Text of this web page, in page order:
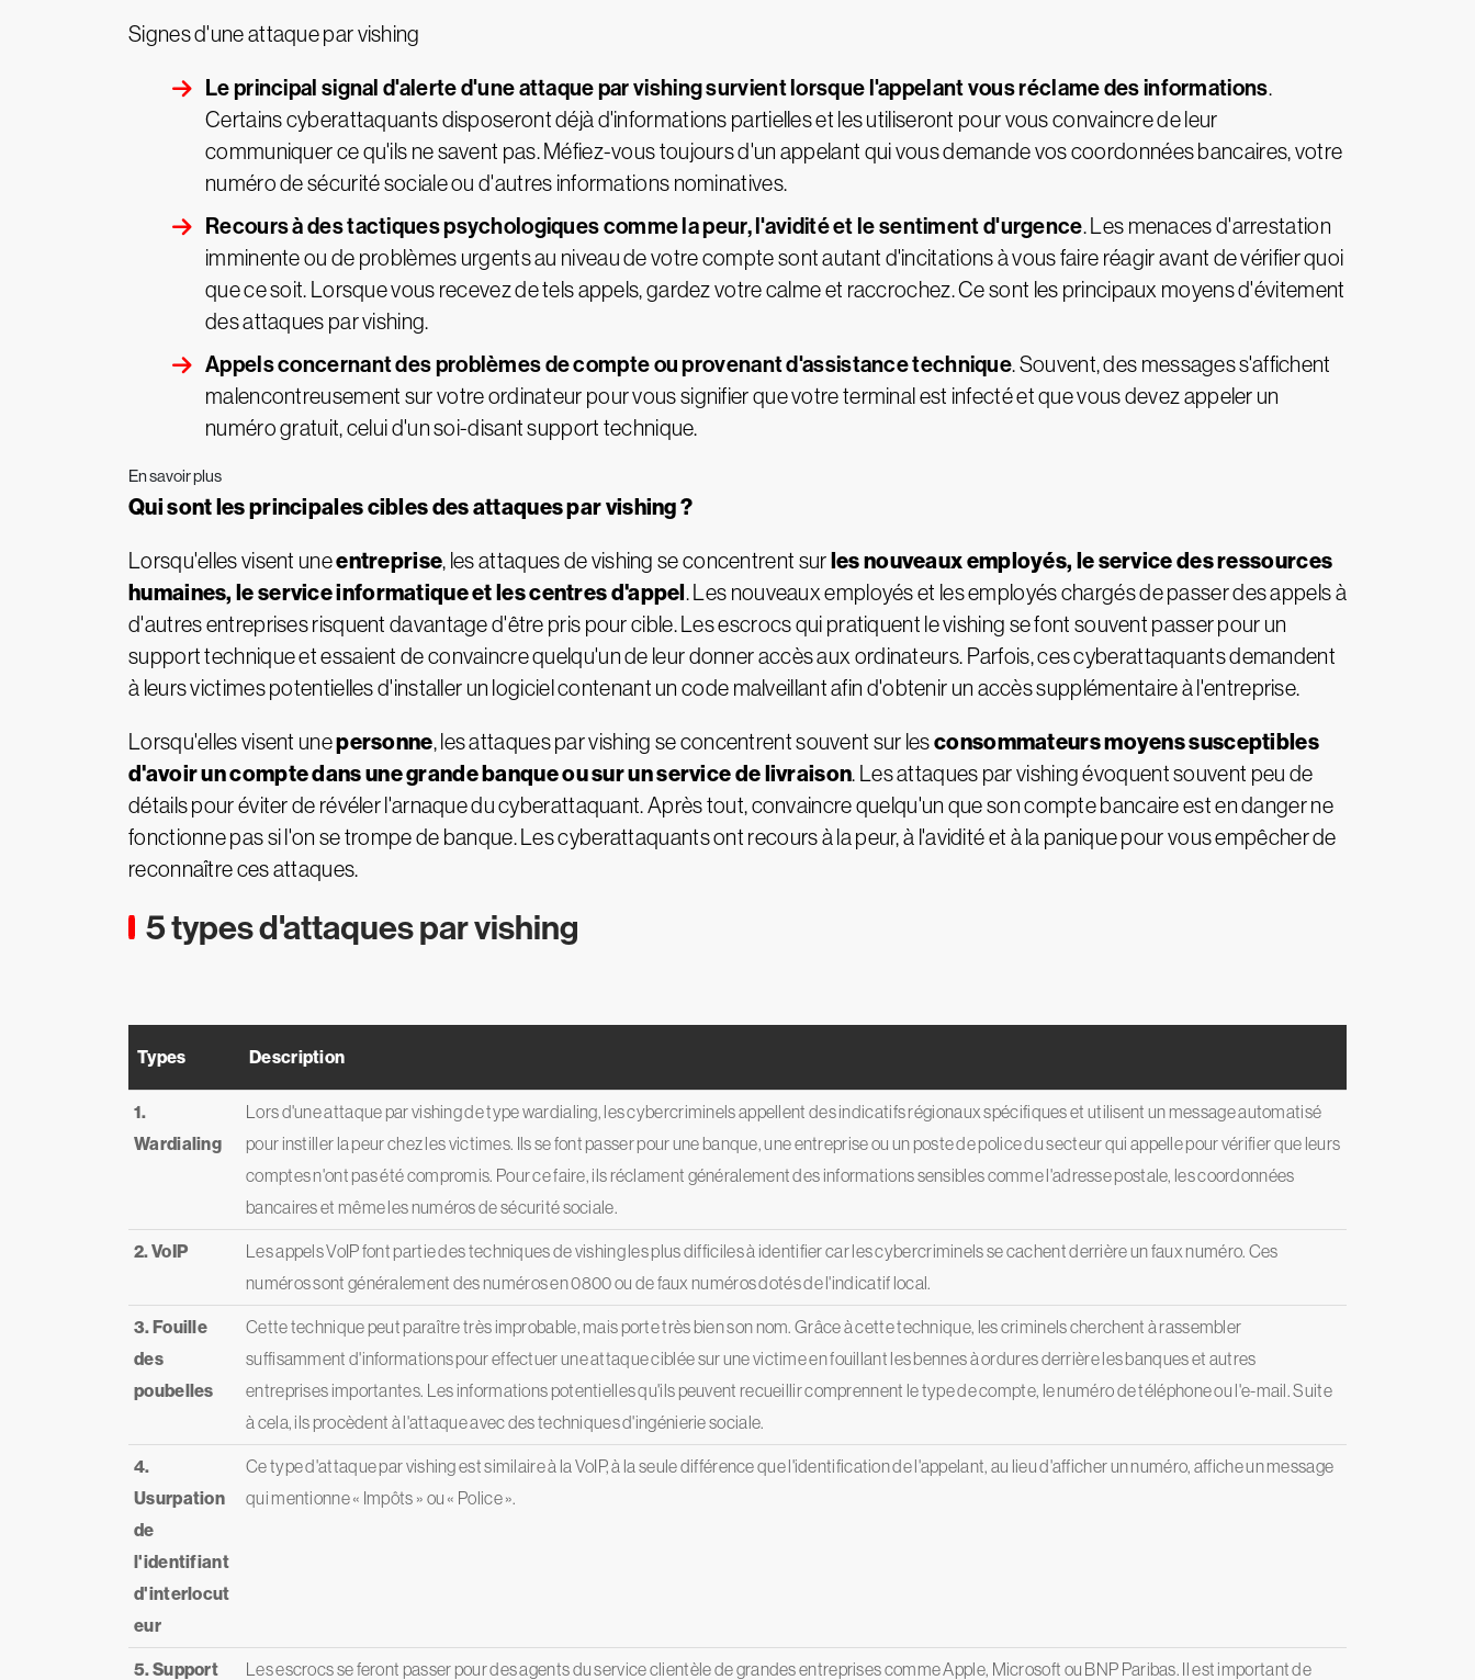
Signes d'une attaque par vishing
Le principal signal d'alerte d'une attaque par vishing survient lorsque l'appelant vous réclame des informations.
Certains cyberattaquants disposeront déjà d'informations partielles et les utiliseront pour vous convaincre de leur
communiquer ce qu'ils ne savent pas. Méfiez-vous toujours d'un appelant qui vous demande vos coordonnées bancaires, votre
numéro de sécurité sociale ou d'autres informations nominatives.
Recours à des tactiques psychologiques comme la peur, l'avidité et le sentiment d'urgence. Les menaces d'arrestation
imminente ou de problèmes urgents au niveau de votre compte sont autant d'incitations à vous faire réagir avant de vérifier quoi
que ce soit. Lorsque vous recevez de tels appels, gardez votre calme et raccrochez. Ce sont les principaux moyens d'évitement
des attaques par vishing.
Appels concernant des problèmes de compte ou provenant d'assistance technique. Souvent, des messages s'affichent
malencontreusement sur votre ordinateur pour vous signifier que votre terminal est infecté et que vous devez appeler un
numéro gratuit, celui d'un soi-disant support technique.
En savoir plus
Qui sont les principales cibles des attaques par vishing ?
Lorsqu'elles visent uneentreprise, les attaques de vishing se concentrent surles nouveaux employés, le service des ressources
humaines, le service informatique et les centres d'appel. Les nouveaux employés et les employés chargés de passer des appels à
d'autres entreprises risquent davantage d'être pris pour cible. Les escrocs qui pratiquent le vishing se font souvent passer pour un
support technique et essaient de convaincre quelqu'un de leur donner accès aux ordinateurs. Parfois, ces cyberattaquants demandent
à leurs victimes potentielles d'installer un logiciel contenant un code malveillant afin d'obtenir un accès supplémentaire à l'entreprise.
Lorsqu'elles visent unepersonne, les attaques par vishing se concentrent souvent sur lesconsommateurs moyens susceptibles
d'avoir un compte dans une grande banque ou sur un service de livraison. Les attaques par vishing évoquent souvent peu de
détails pour éviter de révéler l'arnaque du cyberattaquant. Après tout, convaincre quelqu'un que son compte bancaire est en danger ne
fonctionne pas si l'on se trompe de banque. Les cyberattaquants ont recours à la peur, à l'avidité et à la panique pour vous empêcher de
reconnaître ces attaques.
5 types d'attaques par vishing
Types Description
1.
Wardialing
Lors d'une attaque par vishing de type wardialing, les cybercriminels appellent des indicatifs régionaux spécifiques et utilisent un message automatisé
pour instiller la peur chez les victimes. Ils se font passer pour une banque, une entreprise ou un poste de police du secteur qui appelle pour vérifier que leurs
comptes n'ont pas été compromis. Pour ce faire, ils réclament généralement des informations sensibles comme l'adresse postale, les coordonnées
bancaires et même les numéros de sécurité sociale.
2. VoIP
Les appels VoIP font partie des techniques de vishing les plus difficiles à identifier car les cybercriminels se cachent derrière un faux numéro. Ces
numéros sont généralement des numéros en 0800 ou de faux numéros dotés de l'indicatif local.
3. Fouille
des
poubelles
Cette technique peut paraître très improbable, mais porte très bien son nom. Grâce à cette technique, les criminels cherchent à rassembler
suffisamment d'informations pour effectuer une attaque ciblée sur une victime en fouillant les bennes à ordures derrière les banques et autres
entreprises importantes. Les informations potentielles qu'ils peuvent recueillir comprennent le type de compte, le numéro de téléphone ou l'e-mail. Suite
à cela, ils procèdent à l'attaque avec des techniques d'ingénierie sociale.
4.
Usurpation
de
l'identifiant
d'interlocut
eur
Ce type d'attaque par vishing est similaire à la VoIP, à la seule différence que l'identification de l'appelant, au lieu d'afficher un numéro, affiche un message
qui mentionne « Impôts » ou « Police ».
5. Support Les escrocs se feront passer pour des agents du service clientèle de grandes entreprises comme Apple, Microsoft ou BNP Paribas. Il est important de